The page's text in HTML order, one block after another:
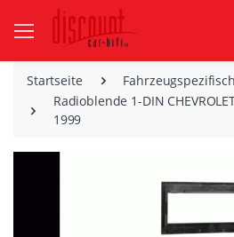
Startseite
Radioblende 1-DIN
1999